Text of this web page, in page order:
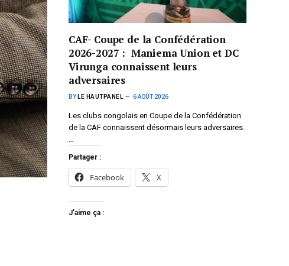
CAF- Coupe de la Confédération
2026-2027 : Maniema Union et DC
Virunga connaissent leurs
adversaires
BY LE HAUTPANEL 6 AOÛT 2026
Les clubs congolais en Coupe de la Confédération
de la CAF connaissent désormais leurs adversaires.
…
Partager :
Facebook X
J’aime ça :